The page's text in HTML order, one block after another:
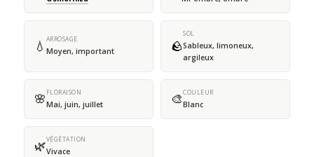
💧 ARROSAGE
Moyen, important 🪨
SOL
Sableux, limoneux,
argileux
🌸 FLORAISON
Mai, juin, juillet 🎨COULEUR
Blanc
🌿VÉGÉTATION
Vivace